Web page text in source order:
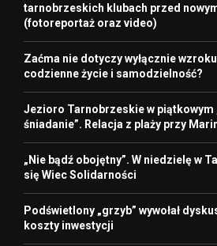
tarnobrzeskich klubach przed
(fotoreportaż oraz video)
Zaćma nie dotyczy wyłącznie wzroku
codzienne życie i samodzielność?
Jezioro Tarnobrzeskie w piątkowym
śniadanie”. Relacja z plaży przy
„Nie bądź obojętny”. W niedzielę w
się Wiec Solidarności
Podświetlony „grzyb” wywołał
koszty inwestycji